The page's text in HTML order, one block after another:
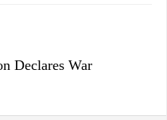
Declares War